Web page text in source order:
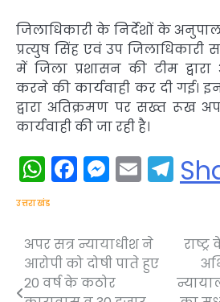
जिलाधिकारी के निर्देशों के
प्रत्युष सिंह एवं उप जिलाधिकारी
में जिला प्रशासन की टीम
करने की कार्यवाही कर दी गई।
द्वारा अतिक्रमण पर सख्त रूख
कार्यवाही की जा रही है।
WhatsApp
Facebook
Email
उत्तराखंड
Post
navigation
अपर सत्र न्यायाधीश ने
आरोपी को दोषी पाते हुए
20 वर्ष के कठोर